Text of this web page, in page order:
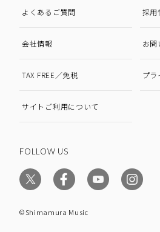
よくあるご質問 採用
会社情報 お問
TAX FREE／免税 プラ
サイトご利用について
FOLLOW US
©Shimamura Music